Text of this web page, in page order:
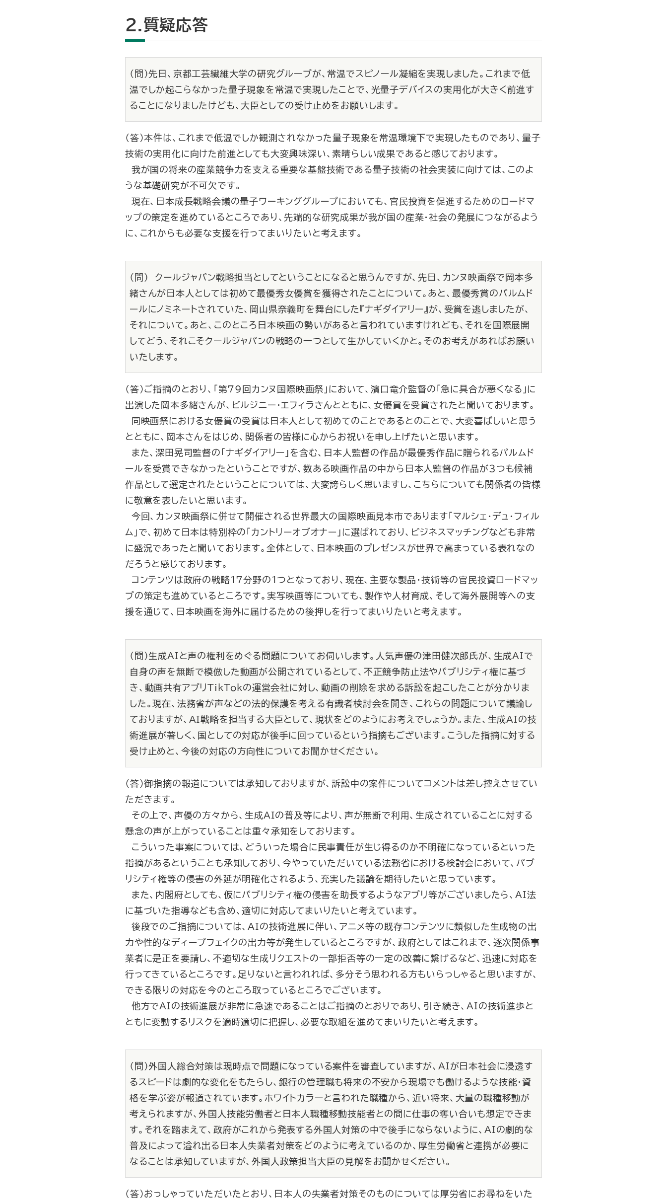
2.質疑応答
（問）先日、京都工芸繊維大学の研究グループが、常温でスピノール凝縮を実現しました。これまで低
温でしか起こらなかった量子現象を常温で実現したことで、光量子デバイスの実用化が大きく前進す
ることになりましたけども、大臣としての受け止めをお願いします。
（答）本件は、これまで低温でしか観測されなかった量子現象を常温環境下で実現したものであり、量子
技術の実用化に向けた前進としても大変興味深い、素晴らしい成果であると感じております。
我が国の将来の産業競争力を支える重要な基盤技術である量子技術の社会実装に向けては、このよ
うな基礎研究が不可欠です。
現在、日本成長戦略会議の量子ワーキンググループにおいても、官民投資を促進するためのロードマ
ップの策定を進めているところであり、先端的な研究成果が我が国の産業・社会の発展につながるよう
に、これからも必要な支援を行ってまいりたいと考えます。
（問） クールジャパン戦略担当としてということになると思うんですが、先日、カンヌ映画祭で岡本多
緒さんが日本人としては初めて最優秀女優賞を獲得されたことについて。あと、最優秀賞のパルムド
ールにノミネートされていた、岡山県奈義町を舞台にした『ナギダイアリー』が、受賞を逃しましたが、
それについて。あと、このところ日本映画の勢いがあると言われていますけれども、それを国際展開
してどう、それこそクールジャパンの戦略の一つとして生かしていくかと。そのお考えがあればお願い
いたします。
（答）ご指摘のとおり、「第79回カンヌ国際映画祭」において、濱口竜介監督の「急に具合が悪くなる」に
出演した岡本多緒さんが、ビルジニー・エフィラさんとともに、女優賞を受賞されたと聞いております。
同映画祭における女優賞の受賞は日本人として初めてのことであるとのことで、大変喜ばしいと思う
とともに、岡本さんをはじめ、関係者の皆様に心からお祝いを申し上げたいと思います。
また、深田晃司監督の「ナギダイアリー」を含む、日本人監督の作品が最優秀作品に贈られるパルムド
ールを受賞できなかったということですが、数ある映画作品の中から日本人監督の作品が３つも候補
作品として選定されたということについては、大変誇らしく思いますし、こちらについても関係者の皆様
に敬意を表したいと思います。
今回、カンヌ映画祭に併せて開催される世界最大の国際映画見本市であります「マルシェ・デュ・フィル
ム」で、初めて日本は特別枠の「カントリーオブオナー」に選ばれており、ビジネスマッチングなども非常
に盛況であったと聞いております。全体として、日本映画のプレゼンスが世界で高まっている表れなの
だろうと感じております。
コンテンツは政府の戦略17分野の１つとなっており、現在、主要な製品・技術等の官民投資ロードマッ
プの策定も進めているところです。実写映画等についても、製作や人材育成、そして海外展開等への支
援を通じて、日本映画を海外に届けるための後押しを行ってまいりたいと考えます。
（問）生成AIと声の権利をめぐる問題についてお伺いします。人気声優の津田健次郎氏が、生成AIで
自身の声を無断で模倣した動画が公開されているとして、不正競争防止法やパブリシティ権に基づ
き、動画共有アプリTikTokの運営会社に対し、動画の削除を求める訴訟を起こしたことが分かりま
した。現在、法務省が声などの法的保護を考える有識者検討会を開き、これらの問題について議論し
ておりますが、AI戦略を担当する大臣として、現状をどのようにお考えでしょうか。また、生成AIの技
術進展が著しく、国としての対応が後手に回っているという指摘もございます。こうした指摘に対する
受け止めと、今後の対応の方向性についてお聞かせください。
（答）御指摘の報道については承知しておりますが、訴訟中の案件についてコメントは差し控えさせてい
ただきます。
その上で、声優の方々から、生成AIの普及等により、声が無断で利用、生成されていることに対する
懸念の声が上がっていることは重々承知をしております。
こういった事案については、どういった場合に民事責任が生じ得るのか不明確になっているといった
指摘があるということも承知しており、今やっていただいている法務省における検討会において、パブ
リシティ権等の侵害の外延が明確化されるよう、充実した議論を期待したいと思っています。
また、内閣府としても、仮にパブリシティ権の侵害を助長するようなアプリ等がございましたら、AI法
に基づいた指導なども含め、適切に対応してまいりたいと考えています。
後段でのご指摘については、AIの技術進展に伴い、アニメ等の既存コンテンツに類似した生成物の出
力や性的なディープフェイクの出力等が発生しているところですが、政府としてはこれまで、逐次関係事
業者に是正を要請し、不適切な生成リクエストの一部拒否等の一定の改善に繋げるなど、迅速に対応を
行ってきているところです。足りないと言われれば、多分そう思われる方もいらっしゃると思いますが、
できる限りの対応を今のところ取っているところでございます。
他方でAIの技術進展が非常に急速であることはご指摘のとおりであり、引き続き、AIの技術進歩と
ともに変動するリスクを適時適切に把握し、必要な取組を進めてまいりたいと考えます。
（問）外国人総合対策は現時点で問題になっている案件を審査していますが、AIが日本社会に浸透す
るスピードは劇的な変化をもたらし、銀行の管理職も将来の不安から現場でも働けるような技能・資
格を学ぶ姿が報道されています。ホワイトカラーと言われた職種から、近い将来、大量の職種移動が
考えられますが、外国人技能労働者と日本人職種移動技能者との間に仕事の奪い合いも想定できま
す。それを踏まえて、政府がこれから発表する外国人対策の中で後手にならないように、AIの劇的な
普及によって溢れ出る日本人失業者対策をどのように考えているのか、厚生労働省と連携が必要に
なることは承知していますが、外国人政策担当大臣の見解をお聞かせください。
（答）おっしゃっていただいたとおり、日本人の失業者対策そのものについては厚労省にお尋ねをいた